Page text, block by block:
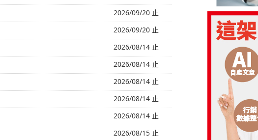
2026/09/20 止
2026/09/20 止
2026/08/14 止
2026/08/14 止
2026/08/14 止
2026/08/14 止
2026/08/14 止
2026/08/15 止